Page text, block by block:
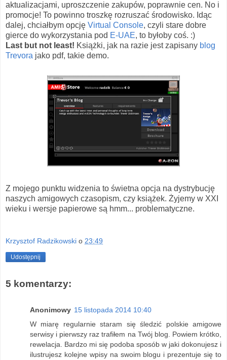
aktualizacjami, uproszczenie zakupów, poprawnie cen. No i
promocje! To powinno troszkę rozruszać środowisko. Idąc
dalej, chciałbym opcję Virtual Console, czyli stare dobre
gierce do wykorzystania pod E-UAE, to byłoby coś. :)
Last but not least! Książki, jak na razie jest zapisany blog
Trevora jako pdf, takie demo.
Z mojego punktu widzenia to świetna opcja na dystrybucję
naszych amigowych czasopism, czy książek. Żyjemy w XXI
wieku i wersje papierowe są hmm... problematyczne.
Krzysztof Radzikowski o 23:49
Udostępnij
5 komentarzy:
Anonimowy 15 listopada 2014 10:40
W miarę regularnie staram się śledzić polskie amigowe
serwisy i pierwszy raz trafiłem na Twój blog. Powiem krótko,
rewelacja. Bardzo mi się podoba sposób w jaki dokonujesz i
ilustrujesz kolejne wpisy na swoim blogu i prezentuje się to